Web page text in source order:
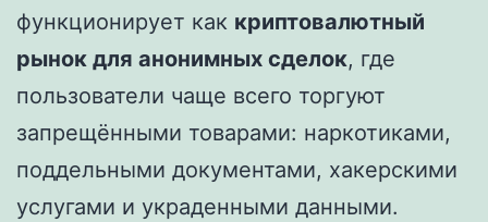
функционирует как криптовалютный
рынок для анонимных сделок, где
пользователи чаще всего торгуют
запрещёнными товарами: наркотиками,
поддельными документами, хакерскими
услугами и украденными данными.